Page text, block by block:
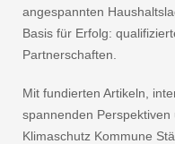
angespannten
Basis für Erfolg:
Partnerschaften.
Mit fundierten Artikeln,
spannenden
Klimaschutz Kommune